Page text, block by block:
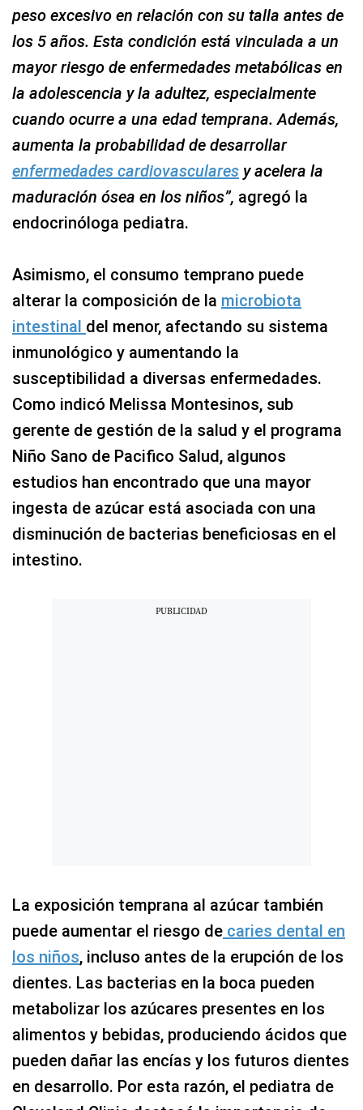
peso excesivo en relación con su talla antes de
los 5 años. Esta condición está vinculada a un
mayor riesgo de enfermedades metabólicas en
la adolescencia y la adultez, especialmente
cuando ocurre a una edad temprana. Además,
aumenta la probabilidad de desarrollar
enfermedades cardiovasculares y acelera la
maduración ósea en los niños”, agregó la
endocrinóloga pediatra.
Asimismo, el consumo temprano puede
alterar la composición de la microbiota
intestinal del menor, afectando su sistema
inmunológico y aumentando la
susceptibilidad a diversas enfermedades.
Como indicó Melissa Montesinos, sub
gerente de gestión de la salud y el programa
Niño Sano de Pacifico Salud, algunos
estudios han encontrado que una mayor
ingesta de azúcar está asociada con una
disminución de bacterias beneficiosas en el
intestino.
La exposición temprana al azúcar también
puede aumentar el riesgo de caries dental en
los niños, incluso antes de la erupción de los
dientes. Las bacterias en la boca pueden
metabolizar los azúcares presentes en los
alimentos y bebidas, produciendo ácidos que
pueden dañar las encías y los futuros dientes
en desarrollo. Por esta razón, el pediatra de